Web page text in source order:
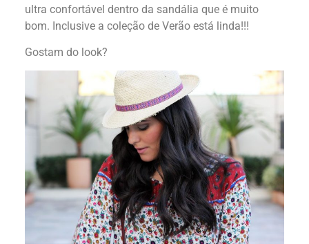
ultra confortável dentro da sandália que é muito
bom. Inclusive a coleção de Verão está linda!!!
Gostam do look?